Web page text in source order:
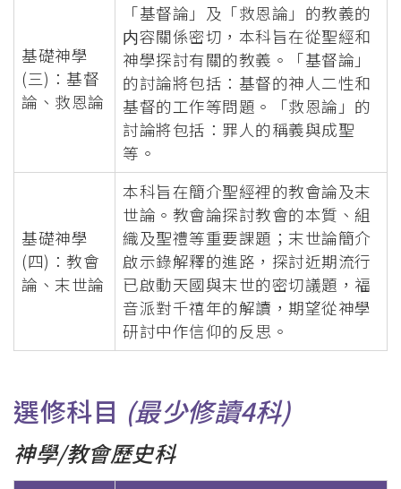
基礎神學
(三)：基督
論、救恩論
「基督論」及「救恩論」的教義的
内容關係密切，本科旨在從聖經和
神學探討有關的教義。「基督論」
的討論將包括：基督的神人二性和
基督的工作等問題。「救恩論」的
討論將包括：罪人的稱義與成聖
等。
基礎神學
(四)：教會
論、末世論
本科旨在簡介聖經裡的教會論及末
世論。教會論探討教會的本質、組
織及聖禮等重要課題；末世論簡介
啟示錄解釋的進路，探討近期流行
已啟動天國與末世的密切議題，福
音派對千禧年的解讀，期望從神學
研討中作信仰的反思。
選修科目 (最少修讀4科)
神學/教會歷史科